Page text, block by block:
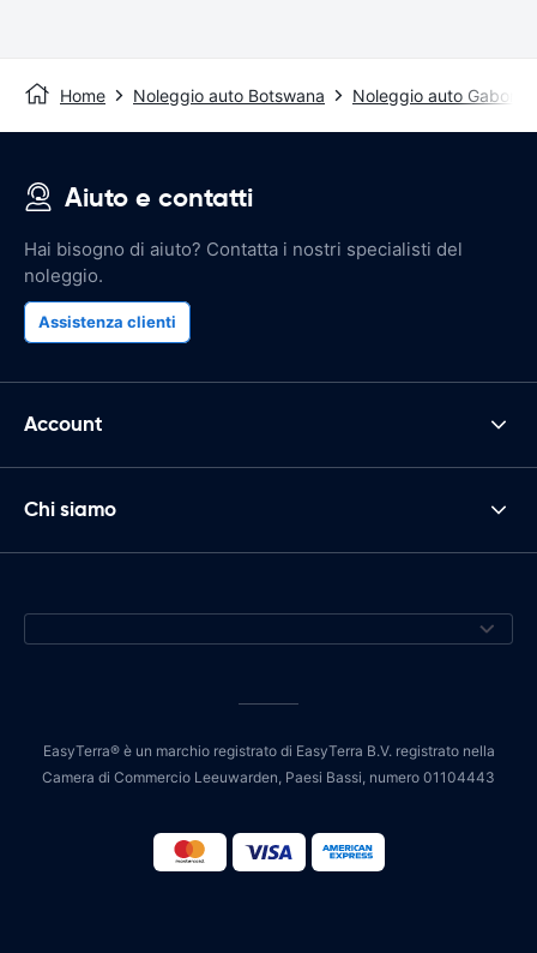
Home Noleggio auto Botswana Noleggio auto
Aiuto e contatti
Hai bisogno di aiuto? Contatta i nostri specialisti del
noleggio.
Assistenza clienti
Account
Chi siamo
EasyTerra® è un marchio registrato di EasyTerra B.V. registrato nella
Camera di Commercio Leeuwarden, Paesi Bassi, numero 01104443